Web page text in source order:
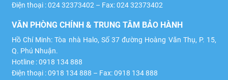
Điện thoại : 024 32373402 – Fax: 024 32373402
VĂN PHÒNG CHÍNH & TRUNG TÂM BẢO HÀNH
Hồ Chí Minh: Tòa nhà Halo, Số 37 đường Hoàng Văn Thụ, P. 15,
Q. Phú Nhuận.
Hotline : 0918 134 888
Điện thoại : 0918 134 888 – Fax: 0918 134 888